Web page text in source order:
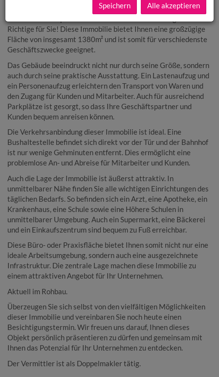
Sie sind auf der Suche nach einer geeigneten Büro- oder
Richtige für Sie! Diese Immobilie bietet Ihnen eine großzügige
Fläche von insgesamt 1380m² und ist somit für verschiedenste
Geschäftszwecke geeignet.
Das Gebäude beeindruckt nicht nur durch seine Größe, sondern
auch durch seine praktische Ausstattung. Ein Lastenaufzug und
ein Personenaufzug erleichtern den Transport von Waren und
den Zugang für Kunden und Mitarbeiter. Auch für ausreichend
Parkplätze ist gesorgt, so dass Ihre Geschäftspartner und
Kunden bequem anreisen können.
Die Verkehrsanbindung dieser Immobilie ist ideal. Eine
Bushaltestelle befindet sich direkt vor der Tür und der Bahnhof
ist nur wenige Gehminuten entfernt. Dies ermöglicht eine
problemlose An- und Abreise für Mitarbeiter und Kunden.
Auch die Lage der Immobilie ist äußerst attraktiv. In
unmittelbarer Nähe finden Sie alle wichtigen Einrichtungen des
täglichen Bedarfs. So befinden sich ein Arzt, eine Apotheke, ein
Krankenhaus, eine Schule sowie eine Höhere Schulen in
unmittelbarer Umgebung. Auch ein Supermarkt, eine Bäckerei
und ein Einkaufszentrum sind bequem zu Fuß erreichbar.
Diese Büro- oder Praxisfläche bietet Ihnen somit nicht nur eine
ideale Arbeitsumgebung, sondern auch eine ausgezeichnete
Infrastruktur. Die zentrale Lage machen diese Immobilie zu
einem attraktiven Angebot für Ihr Unternehmen.
Aktuell im Rohbau.
Überzeugen Sie sich selbst von den vielfältigen Möglichkeiten
dieser Immobilie und vereinbaren Sie noch heute einen
Besichtigungstermin. Wir freuen uns darauf, Ihnen dieses
Objekt persönlich präsentieren zu dürfen und gemeinsam mit
Ihnen das Potenzial für Ihr Unternehmen zu entdecken.
Der Vermittler ist als Doppelmakler tätig.
Speichern Alle akzeptieren